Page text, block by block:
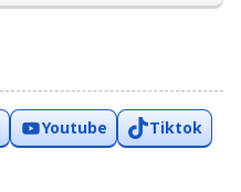
Youtube
Tiktok